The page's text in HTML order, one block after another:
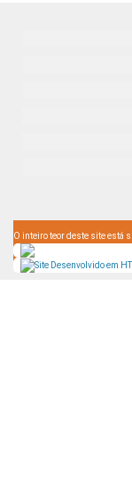
O inteiro teor deste site está